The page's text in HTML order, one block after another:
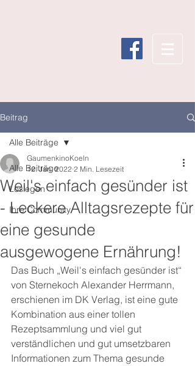
Beitrag
Alle Beiträge
Loslegen
Ihre Community
Alle Beiträge
Weil's einfach gesünder ist
- Leckere Alltagsrezepte für
eine gesunde
ausgewogene Ernährung!
GaumenkinoKoeln
12. Jan. 2022 2 Min. Lesezeit
Das Buch „Weil's einfach gesünder ist“
von Sternekoch Alexander Herrmann,
erschienen im DK Verlag, ist eine gute
Kombination aus einer tollen
Rezeptsammlung und viel gut
verständlichen und gut umsetzbaren
Informationen zum Thema gesunde